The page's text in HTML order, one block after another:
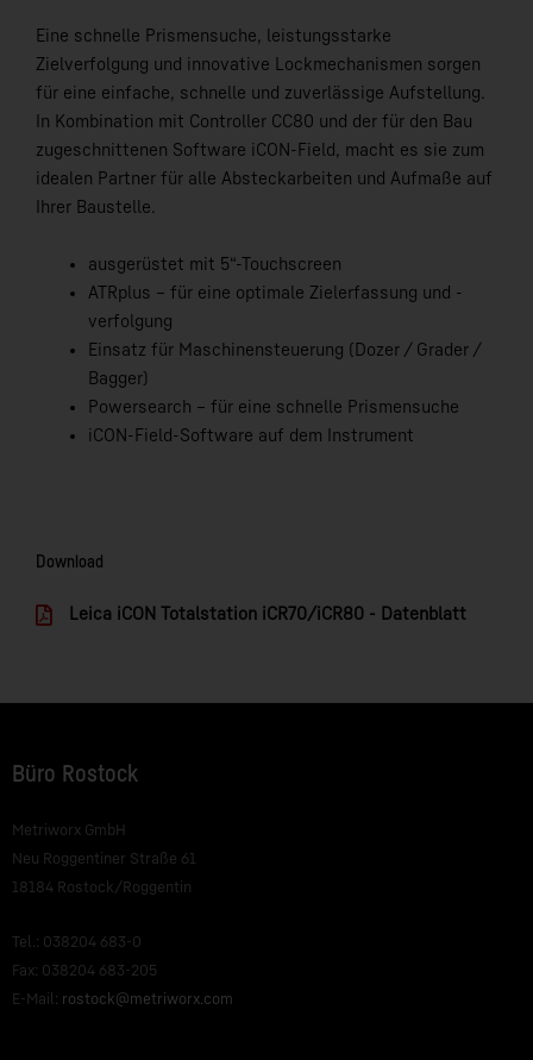
Eine schnelle Prismensuche, leistungsstarke
Zielverfolgung und innovative Lockmechanismen sorgen
für eine einfache, schnelle und zuverlässige Aufstellung.
In Kombination mit Controller CC80 und der für den Bau
zugeschnittenen Software iCON-Field, macht es sie zum
idealen Partner für alle Absteckarbeiten und Aufmaße auf
Ihrer Baustelle.
ausgerüstet mit 5“-Touchscreen
ATRplus – für eine optimale Zielerfassung und -
verfolgung
Einsatz für Maschinensteuerung (Dozer / Grader /
Bagger)
Powersearch – für eine schnelle Prismensuche
iCON-Field-Software auf dem Instrument
Download
Leica iCON Totalstation iCR70/iCR80 - Datenblatt
Büro Rostock
Metriworx GmbH
Neu Roggentiner Straße 61
18184 Rostock/Roggentin
Tel.: 038204 683-0
Fax: 038204 683-205
E-Mail: rostock@metriworx.com